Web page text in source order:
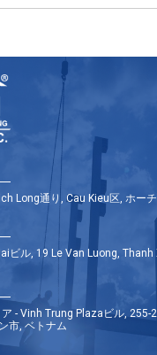
Long通り, Cau Kieu区, ホー
ビル, 19 Le Van Luong,
ア - Vinh Trung Plazaビル, 255-
市, ベトナム